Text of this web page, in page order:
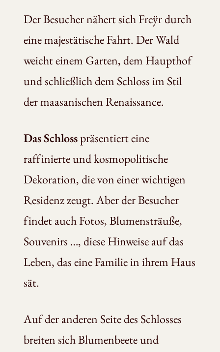
Der Besucher nähert sich Freÿr durch
eine majestätische Fahrt. Der Wald
weicht einem Garten, dem Haupthof
und schließlich dem Schloss im Stil
der maasanischen Renaissance.
Das Schlosspräsentiert eine
raffinierte und kosmopolitische
Dekoration, die von einer wichtigen
Residenz zeugt. Aber der Besucher
findet auch Fotos, Blumensträuße,
Souvenirs …, diese Hinweise auf das
Leben, das eine Familie in ihrem Haus
sät.
Auf der anderen Seite des Schlosses
breiten sich Blumenbeete und